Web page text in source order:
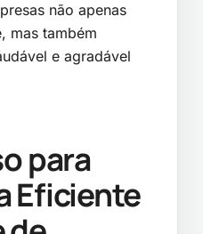
não apenas
mas também
e agradável
para
Eficiente